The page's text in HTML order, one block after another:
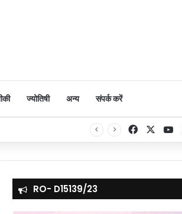
ज्योतिषी अन्य संपर्क करें
Facebook
RO- D15139/23